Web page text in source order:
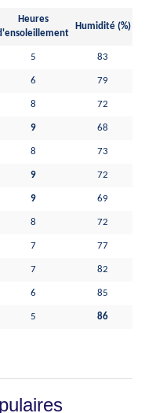
Heures
Humidité (%)
5 83
6 79
8 72
9 68
8 73
9 72
9 69
8 72
7 77
7 82
6 85
5 86